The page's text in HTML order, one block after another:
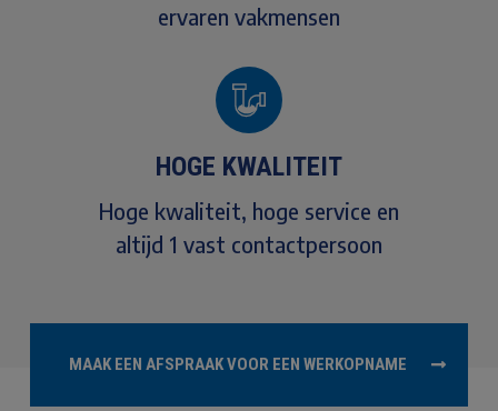
ervaren vakmensen
HOGE KWALITEIT
Hoge kwaliteit, hoge service en
altijd 1 vast contactpersoon
MAAK EEN AFSPRAAK VOOR EEN WERKOPNAME